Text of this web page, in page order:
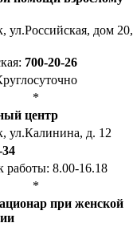
ул.Российская, дом 20,
700-20-26
*
центр
ул.Калинина, д. 12
34
работы: 8.00-16.18
*
при женской